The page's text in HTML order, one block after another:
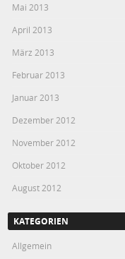
Mai 2013
April 2013
März 2013
Februar 2013
Januar 2013
Dezember 2012
November 2012
Oktober 2012
August 2012
KATEGORIEN
Allgemein